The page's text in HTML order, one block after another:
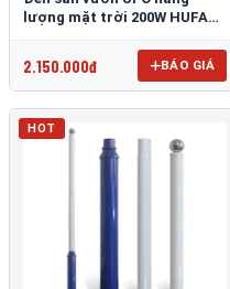
lượng mặt trời 200W HUFA
2.150.000đ BÁO GIÁ
HOT